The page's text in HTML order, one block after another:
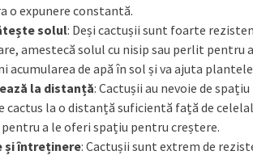
o expunere constantă.
solul: Deși cactușii sunt foarte
amestecă solul cu nisip sau perlit pentru
acumularea de apă în sol și va ajuta
la distanță: Cactușii au nevoie de
cactus la o distanță suficientă față de
pentru a le oferi spațiu pentru creștere.
și întreținere: Cactușii sunt extrem de